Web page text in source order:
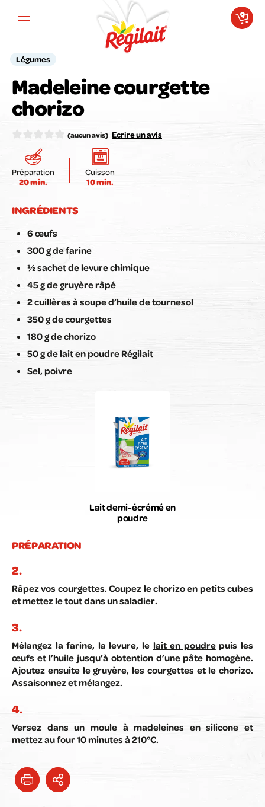
Légumes
Madeleine courgette
chorizo
(aucun avis) Ecrire un avis
Votre avis compte pour nous !
Notez la recette ici :
Envoyer mon avis
Préparation
20 min.
Cuisson
10 min.
INGRÉDIENTS
6 œufs
300 g de farine
½ sachet de levure chimique
45 g de gruyère râpé
2 cuillères à soupe d’huile de tournesol
350 g de courgettes
180 g de chorizo
50 g de lait en poudre Régilait
Sel, poivre
Lait demi-écrémé en
poudre
PRÉPARATION
Râpez vos courgettes. Coupez le chorizo en petits cubes
et mettez le tout dans un saladier.
Mélangez la farine, la levure, le lait en poudrepuis les
œufs et l’huile jusqu’à obtention d’une pâte homogène.
Ajoutez ensuite le gruyère, les courgettes et le chorizo.
Assaisonnez et mélangez.
Versez dans un moule à madeleines en silicone et
mettez au four 10 minutes à 210°C.